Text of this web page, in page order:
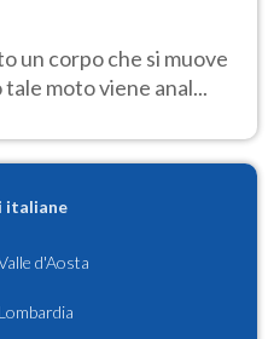
un corpo che si muove
moto viene anal...
italiane
d'Aosta
Lombardia